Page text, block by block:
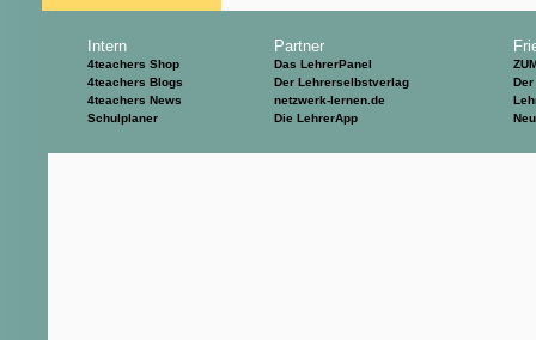
Intern
4teachers Shop
4teachers Blogs
4teachers News
Schulplaner
Partner
Das LehrerPanel
Der Lehrerselbstverlag
netzwerk-lernen.de
Die LehrerApp